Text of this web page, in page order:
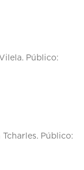
Público:
Público: